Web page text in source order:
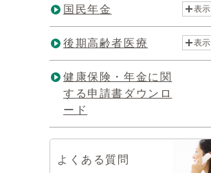
国民年金 表示
後期高齢者医療 表示
健康保険・年金に関
する申請書ダウンロ
ード
よくある質問